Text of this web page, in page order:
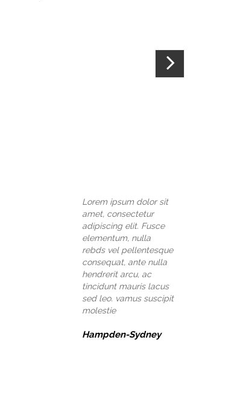
Lorem ipsum dolor sit
amet, consectetur
adipiscing elit. Fusce
elementum, nulla
rebds vel pellentesque
consequat, ante nulla
hendrerit arcu, ac
tincidunt mauris lacus
sed leo. vamus suscipit
molestie
Hampden-Sydney